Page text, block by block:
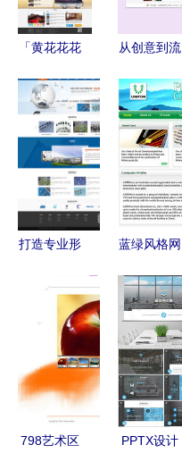
「黄花花花
网页设计作
品集 旅游
网页与企业
官网的视觉
叙事
从创意到流
计与网站建
设的全流程
策略
打造专业形
电子官网为
例，解析企
业官网的布
局设计与推
广策略
蓝绿风格网
圳科慧设计
引领精品网
站建设新浪
潮
798艺术区
PPTX设计